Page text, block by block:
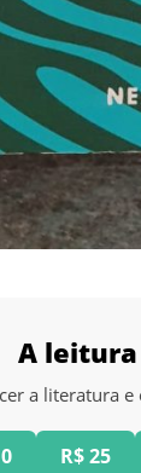
A
a literatura
R$ 25